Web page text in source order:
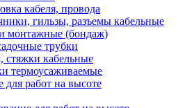
кабеля, провода
гильзы, разъемы кабельные
монтажные (бондаж)
трубки
стяжки кабельные
термоусаживаемые
для работ на высоте